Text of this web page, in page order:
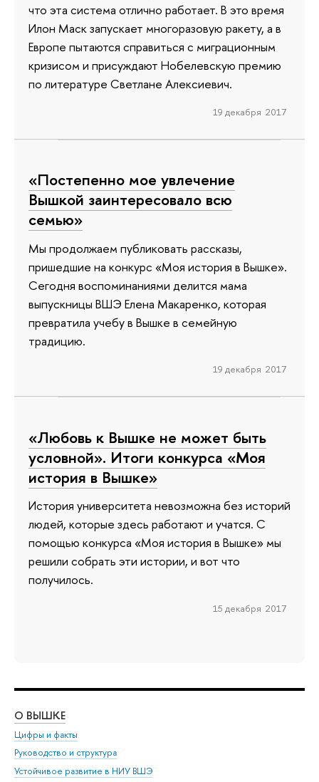
что эта система отлично работает. В это время
Илон Маск запускает многоразовую ракету, а в
Европе пытаются справиться с миграционным
кризисом и присуждают Нобелевскую премию
по литературе Светлане Алексиевич.
19 декабря 2017
«Постепенно мое увлечение
Вышкой заинтересовало всю
семью»
Мы продолжаем публиковать рассказы,
пришедшие на конкурс «Моя история в Вышке».
Сегодня воспоминаниями делится мама
выпускницы ВШЭ Елена Макаренко, которая
превратила учебу в Вышке в семейную
традицию.
19 декабря 2017
«Любовь к Вышке не может быть
условной». Итоги конкурса «Моя
история в Вышке»
История университета невозможна без историй
людей, которые здесь работают и учатся. С
помощью конкурса «Моя история в Вышке» мы
решили собрать эти истории, и вот что
получилось.
15 декабря 2017
О ВЫШКЕ
Цифры и факты
Руководство и структура
Устойчивое развитие в НИУ ВШЭ